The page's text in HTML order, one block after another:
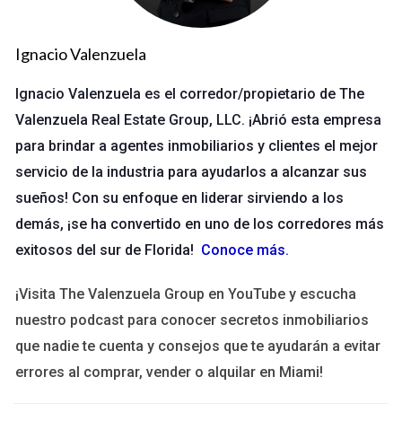
que quiere un vehículo compacto y fácil de manejar, su hijo
modelos y precios, pero también se preocupa por la
seguridad y la comodidad. Aquí es donde surge la colaboración
familiar: mientras doña Rosa tiene preferencias personales,
Javier aporta su conocimiento sobre las últimas tecnologías
en automóviles. Este tipo de interacción puede ser muy
beneficioso, ya que permite que ambas partes se sientan
escuchadas y respetadas.
Caso 2: La elección de una vivienda
Otro ejemplo es el caso de don Manuel, quien está
considerando mudarse a una residencia para mayores. Su hija
Ana está muy involucrada en el proceso. Juntos visitan varias
Ignacio Valenzuela
Ignacio Valenzuela es el corredor/propietario de The
Valenzuela Real Estate Group, LLC. ¡Abrió esta empresa
para brindar a agentes inmobiliarios y clientes el mejor
servicio de la industria para ayudarlos a alcanzar sus
sueños! Con su enfoque en liderar sirviendo a los
demás, ¡se ha convertido en uno de los corredores más
exitosos del sur de Florida! Conoce más.
¡Visita The Valenzuela Group en YouTube y escucha
nuestro podcast para conocer secretos inmobiliarios
que nadie te cuenta y consejos que te ayudarán a evitar
errores al comprar, vender o alquilar en Miami!